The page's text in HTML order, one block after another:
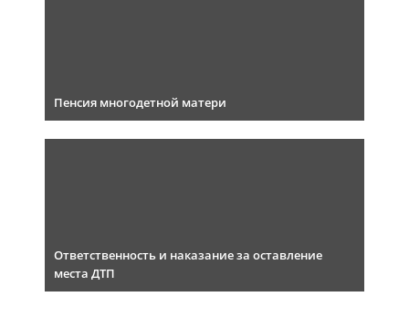
Пенсия многодетной матери
Ответственность и наказание за оставление
места ДТП